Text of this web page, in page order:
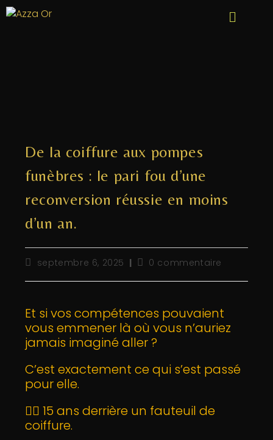
De la coiffure aux pompes
funèbres : le pari fou d’une
reconversion réussie en moins
d’un an.
septembre 6, 2025 0 commentaire
Et si vos compétences pouvaient
vous emmener là où vous n’auriez
jamais imaginé aller ?
C’est exactement ce qui s’est passé
pour elle.
💇‍♀️ 15 ans derrière un fauteuil de
coiffure.